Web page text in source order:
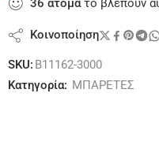
36 άτοματο βλέπουν
Κοινοποίηση
SKU: B11162-3000
Κατηγορία: ΜΠΑΡΕΤΕΣ